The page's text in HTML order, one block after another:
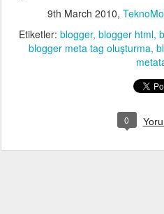
9th March 2010,
Etiketler: blogger blogger html
blogger meta tag oluşturma
0